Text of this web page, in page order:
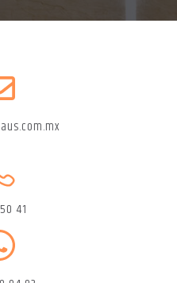
41